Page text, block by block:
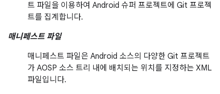
트 파일을 이용하여 Android 슈퍼 프로젝트에 Git 프로젝
트를 집계합니다.
매니페스트 파일
매니페스트 파일은 Android 소스의 다양한 Git 프로젝트
가 AOSP 소스 트리 내에 배치되는 위치를 지정하는 XML
파일입니다.